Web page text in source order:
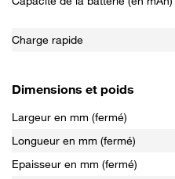
Charge rapide
Dimensions et poids
Largeur en mm (fermé)
Longueur en mm (fermé)
Epaisseur en mm (fermé)